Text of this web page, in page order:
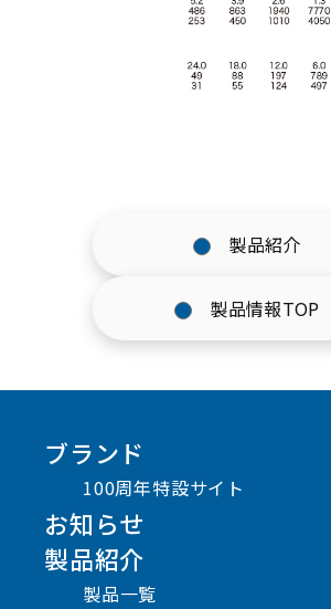
製品紹介
製品情報TOP
ブランド
100周年特設サイト
お知らせ
製品紹介
製品一覧